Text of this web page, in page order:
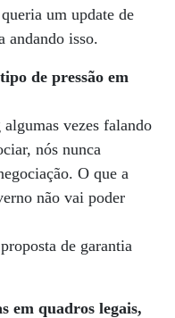
um update de
andando isso.
de pressão em
vezes falando
nós nunca
O que a
não vai poder
de garantia
em quadros legais,